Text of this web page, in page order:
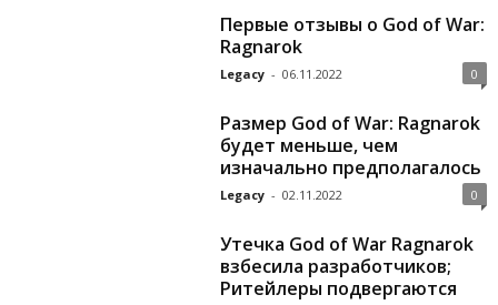
Первые отзывы о God of War:
Ragnarok
Legacy - 06.11.2022 0
Размер God of War: Ragnarok
будет меньше, чем
изначально предполагалось
Legacy - 02.11.2022 0
Утечка God of War Ragnarok
взбесила разработчиков;
Ритейлеры подвергаются